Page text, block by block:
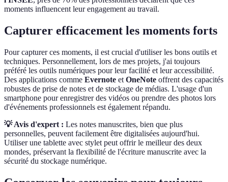
moments influencent leur engagement au travail.
Capturer efficacement les moments forts
Pour capturer ces moments, il est crucial d'utiliser les bons outils et
techniques. Personnellement, lors de mes projets, j'ai toujours
préféré les outils numériques pour leur facilité et leur accessibilité.
Des applications comme Evernote et OneNote offrent des capacités
robustes de prise de notes et de stockage de médias. L'usage d'un
smartphone pour enregistrer des vidéos ou prendre des photos lors
d'événements professionnels est également répandu.
💡 Avis d'expert : Les notes manuscrites, bien que plus
personnelles, peuvent facilement être digitalisées aujourd'hui.
Utiliser une tablette avec stylet peut offrir le meilleur des deux
mondes, préservant la flexibilité de l'écriture manuscrite avec la
sécurité du stockage numérique.